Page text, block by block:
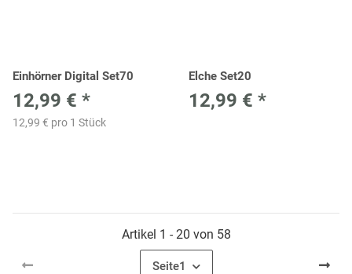
Einhörner Digital Set70
12,99 € *
12,99 € pro 1 Stück
Elche Set20
12,99 € *
Artikel 1 - 20 von 58
Seite1